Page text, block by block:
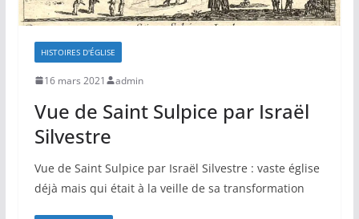
HISTOIRES D'ÉGLISE
16 mars 2021 admin
Vue de Saint Sulpice par Israël
Silvestre
Vue de Saint Sulpice par Israël Silvestre : vaste église
déjà mais qui était à la veille de sa transformation